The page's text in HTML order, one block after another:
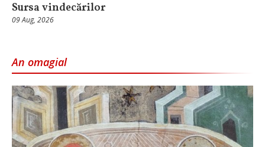
Sursa vindecărilor
09 Aug, 2026
An omagial